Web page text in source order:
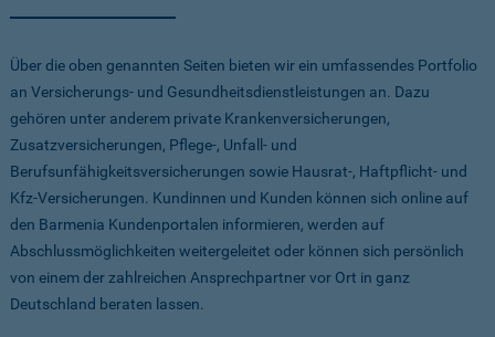
Über die oben genannten Seiten bieten wir ein umfassendes Portfolio
an Versicherungs- und Gesundheitsdienstleistungen an. Dazu
gehören unter anderem private Krankenversicherungen,
Zusatzversicherungen, Pflege-, Unfall- und
Berufsunfähigkeitsversicherungen sowie Hausrat-, Haftpflicht- und
Kfz-Versicherungen. Kundinnen und Kunden können sich online auf
den Barmenia Kundenportalen informieren, werden auf
Abschlussmöglichkeiten weitergeleitet oder können sich persönlich
von einem der zahlreichen Ansprechpartner vor Ort in ganz
Deutschland beraten lassen.